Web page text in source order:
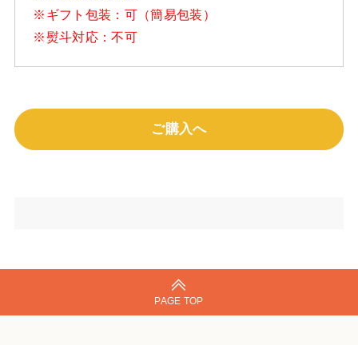
※ギフト包装：可（簡易包装）
※熨斗対応：不可
ご購入へ
PAGE TOP